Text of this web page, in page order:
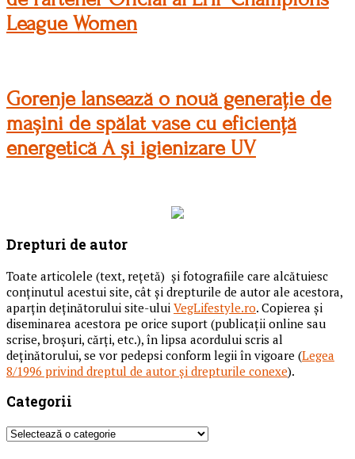
League Women
Gorenje lansează o nouă generație de
mașini de spălat vase cu eficiență
energetică A și igienizare UV
Drepturi de autor
Toate articolele (text, reţetă) și fotografiile care alcătuiesc
conținutul acestui site, cât și drepturile de autor ale acestora,
aparțin deținătorului site-ului VegLifestyle.ro. Copierea și
diseminarea acestora pe orice suport (publicații online sau
scrise, broșuri, cărți, etc.), în lipsa acordului scris al
deținătorului, se vor pedepsi conform legii în vigoare (Legea
8/1996 privind dreptul de autor și drepturile conexe).
Categorii
Categorii